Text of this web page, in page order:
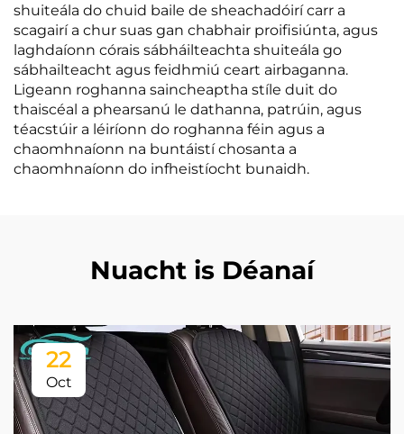
shuiteála do chuid baile de sheachadóirí carr a
scagairí a chur suas gan chabhair proifisiúnta, agus
laghdaíonn córais sábháilteachta shuiteála go
sábhailteacht agus feidhmiú ceart airbaganna.
Ligeann roghanna saincheaptha stíle duit do
thaiscéal a phearsanú le dathanna, patrúin, agus
téacsṫúir a léiríonn do roghanna féin agus a
chaomhnaíonn na buntáistí chosanta a
chaomhnaíonn do infheistíocht bunaidh.
Nuacht is Déanaí
22
Oct